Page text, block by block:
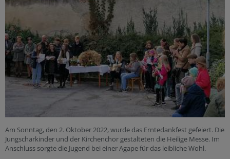
Am Sonntag, den 2. Oktober 2022, wurde das Erntedankfest gefeiert. Die
Jungscharkinder und der Kirchenchor gestalteten die Heilige Messe. Im
Anschluss sorgte die Jugend bei einer Agape für das leibliche Wohl.